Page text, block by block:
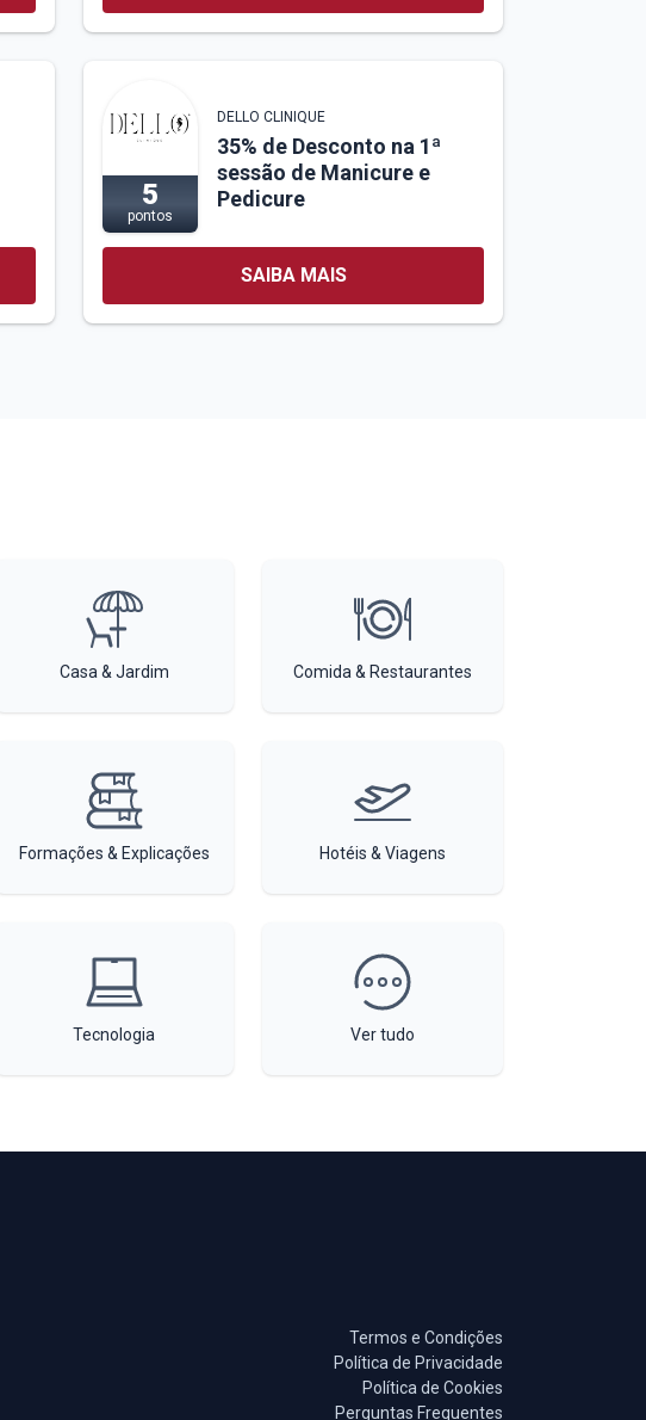
5
pontos
DELLO CLINIQUE
35% de Desconto na 1ª
sessão de Manicure e
Pedicure
SAIBA MAIS
Casa & Jardim Comida & Restaurantes
Formações & Explicações Hotéis & Viagens
Tecnologia Ver tudo
Termos e Condições
Política de Privacidade
Política de Cookies
Perguntas Frequentes